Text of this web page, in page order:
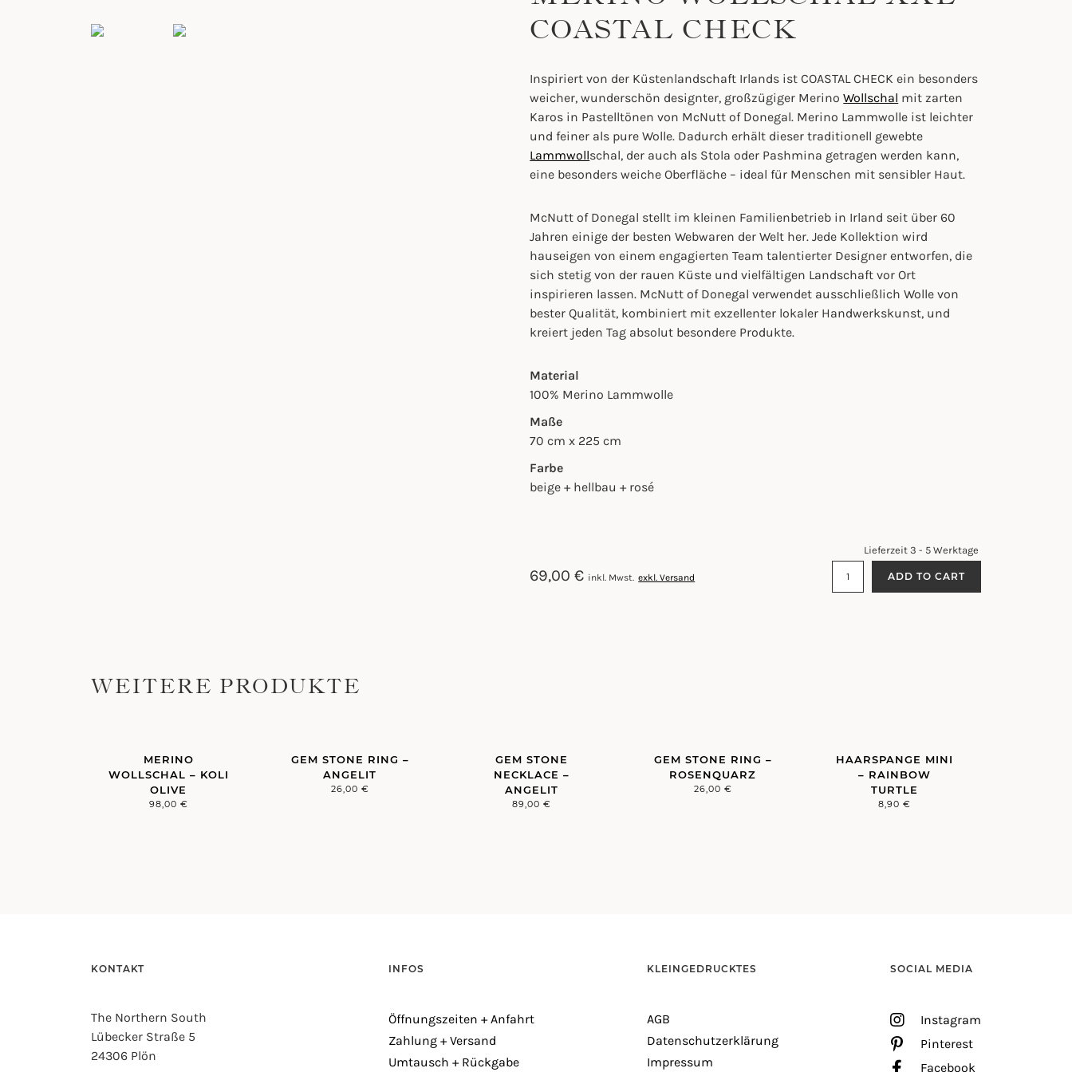
COASTAL CHECK
69,00€ inkl. Mwst. exkl. Versand
Lieferzeit 3 - 5 Werktage
WOLLSCHAL
XXL
ADD TO CART
Inspiriert von der Küstenlandschaft Irlands ist COASTAL CHECK ein besonders
weicher, wunderschön designter, großzügiger MerinoWollschal mit zarten
Karos in Pastelltönen von McNutt of Donegal. Merino Lammwolle ist leichter
und feiner als pure Wolle. Dadurch erhält dieser traditionell gewebte
Lammwollschal, der auch als Stola oder Pashmina getragen werden kann,
eine besonders weiche Oberfläche – ideal für Menschen mit sensibler Haut.
McNutt of Donegal stellt im kleinen Familienbetrieb in Irland seit über 60
Jahren einige der besten Webwaren der Welt her. Jede Kollektion wird
hauseigen von einem engagierten Team talentierter Designer entworfen, die
sich stetig von der rauen Küste und vielfältigen Landschaft vor Ort
inspirieren lassen. McNutt of Donegal verwendet ausschließlich Wolle von
bester Qualität, kombiniert mit exzellenter lokaler Handwerkskunst, und
kreiert jeden Tag absolut besondere Produkte.
Material
100% Merino Lammwolle
Maße
70 cm x 225 cm
Farbe
beige + hellbau + rosé
WEITERE PRODUKTE
MERINO
WOLLSCHAL – KOLI
OLIVE
98,00 €
GEM STONE RING –
ANGELIT
26,00 €
GEM STONE
NECKLACE –
ANGELIT
89,00 €
GEM STONE RING –
ROSENQUARZ
26,00 €
HAARSPANGE MINI
– RAINBOW
TURTLE
8,90 €
KONTAKT
The Northern South
Lübecker Straße 5
24306 Plön
INFOS
Öffnungszeiten + Anfahrt
Zahlung + Versand
Umtausch + Rückgabe
KLEINGEDRUCKTES
AGB
Datenschutzerklärung
Impressum
SOCIAL MEDIA
Instagram
Pinterest
Facebook